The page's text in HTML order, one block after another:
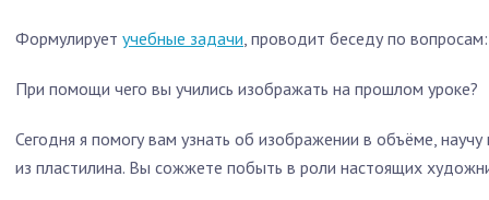
Формулирует учебные задачи, проводит беседу по вопросам:
При помощи чего вы учились изображать на прошлом уроке?
Сегодня я помогу вам узнать об изображении в объёме,
из пластилина. Вы сожжете побыть в роли настоящих